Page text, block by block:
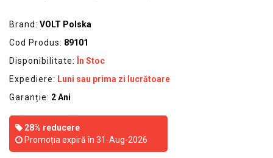
SCULE
ECHIPAMENTE
ELECTRICE
ECHIPAMENTE
PROTECȚIE
KITURI
FOTOVOLTAICE
Brand: VOLT Polska
Cod Produs: 89101
Disponibilitate:
În Stoc
Expediere: Luni sau prima zi lucrătoare
Garanție: 2 Ani
28% reducere
Promoția expiră în 31-Aug-2026